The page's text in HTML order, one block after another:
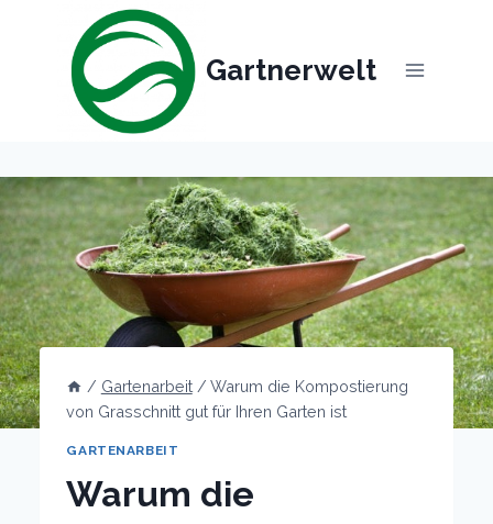
Gartnerwelt
/ Gartenarbeit / Warum die Kompostierung
von Grasschnitt gut für Ihren Garten ist
GARTENARBEIT
Warum die